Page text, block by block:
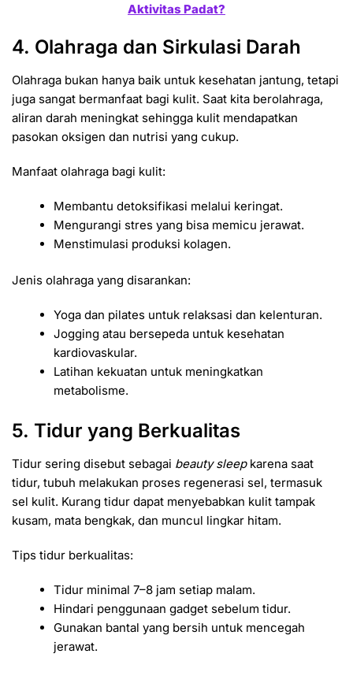
Aktivitas Padat?
4. Olahraga dan Sirkulasi Darah
Olahraga bukan hanya baik untuk kesehatan jantung, tetapi
juga sangat bermanfaat bagi kulit. Saat kita berolahraga,
aliran darah meningkat sehingga kulit mendapatkan
pasokan oksigen dan nutrisi yang cukup.
Manfaat olahraga bagi kulit:
Membantu detoksifikasi melalui keringat.
Mengurangi stres yang bisa memicu jerawat.
Menstimulasi produksi kolagen.
Jenis olahraga yang disarankan:
Yoga dan pilates untuk relaksasi dan kelenturan.
Jogging atau bersepeda untuk kesehatan
kardiovaskular.
Latihan kekuatan untuk meningkatkan
metabolisme.
5. Tidur yang Berkualitas
Tidur sering disebut sebagai beauty sleepkarena saat
tidur, tubuh melakukan proses regenerasi sel, termasuk
sel kulit. Kurang tidur dapat menyebabkan kulit tampak
kusam, mata bengkak, dan muncul lingkar hitam.
Tips tidur berkualitas:
Tidur minimal 7–8 jam setiap malam.
Hindari penggunaan gadget sebelum tidur.
Gunakan bantal yang bersih untuk mencegah
jerawat.